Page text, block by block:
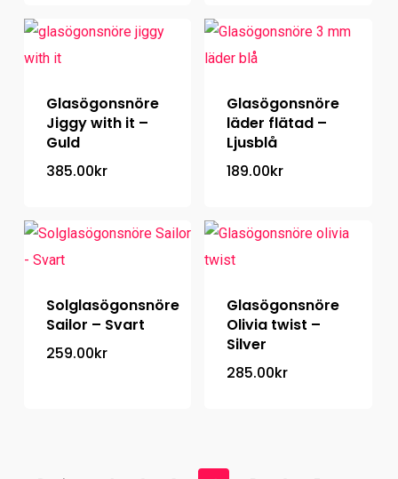
Glasögonsnöre
Jiggy with it –
Guld
385.00kr
Glasögonsnöre
läder flätad –
Ljusblå
189.00kr
Solglasögonsnöre
Sailor – Svart
259.00kr
Glasögonsnöre
Olivia twist –
Silver
285.00kr